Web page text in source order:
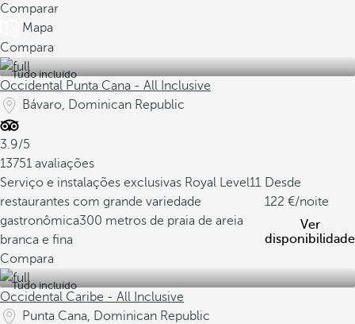
Comparar
Mapa
Compara
Tudo incluído
Occidental Punta Cana - All Inclusive
Bávaro, Dominican Republic
3.9/5
13751 avaliações
Serviço e instalações exclusivas Royal Level11
restaurantes com grande variedade
gastronômica300 metros de praia de areia
branca e fina
Desde
122
/noite
Ver
disponibilidade
Compara
Tudo incluído
Occidental Caribe - All Inclusive
Punta Cana, Dominican Republic